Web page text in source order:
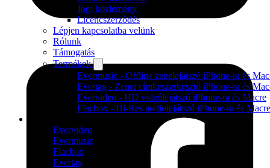
Jogi közlemény
Licencszerződés
Lépjen kapcsolatba velünk
Rólunk
Támogatás
Termékek
Evermusic - Offline zenelejátszó iPhone-ra és
Evertag - Zenei címkeszerkesztő iPhone-ra és
Evervideo - HD videólejátszó iPhone-ra és Macre
Flacbox - Hi-Res audiolejátszó iPhone-ra és Macre
Evervideo
Evermusic
Flacbox
Evertag